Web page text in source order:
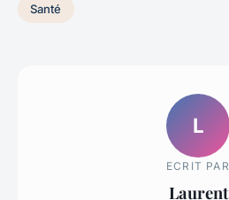
Santé
L
ECRIT PAR
Laurent